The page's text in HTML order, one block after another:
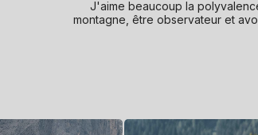
J'aime beaucoup la
montagne, être observateur et